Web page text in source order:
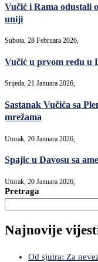
Vučić i Rama odustali
uniji
Subota, 28 Februara 2026,
Vučić u prvom redu u
Srijeda, 21 Januara 2026,
Sastanak Vučića sa
mrežama
Utorak, 20 Januara 2026,
Spajic u Davosu sa
Utorak, 20 Januara 2026,
Pretraga
Najnovije
Od sjutra: Za